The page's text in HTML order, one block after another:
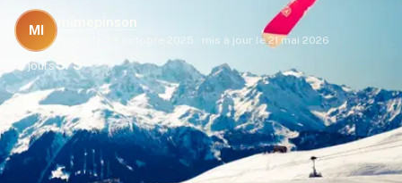
MI
mimepinson
29 octobre 2025 · mis à jour le 21 mai 2026
7jours5/5